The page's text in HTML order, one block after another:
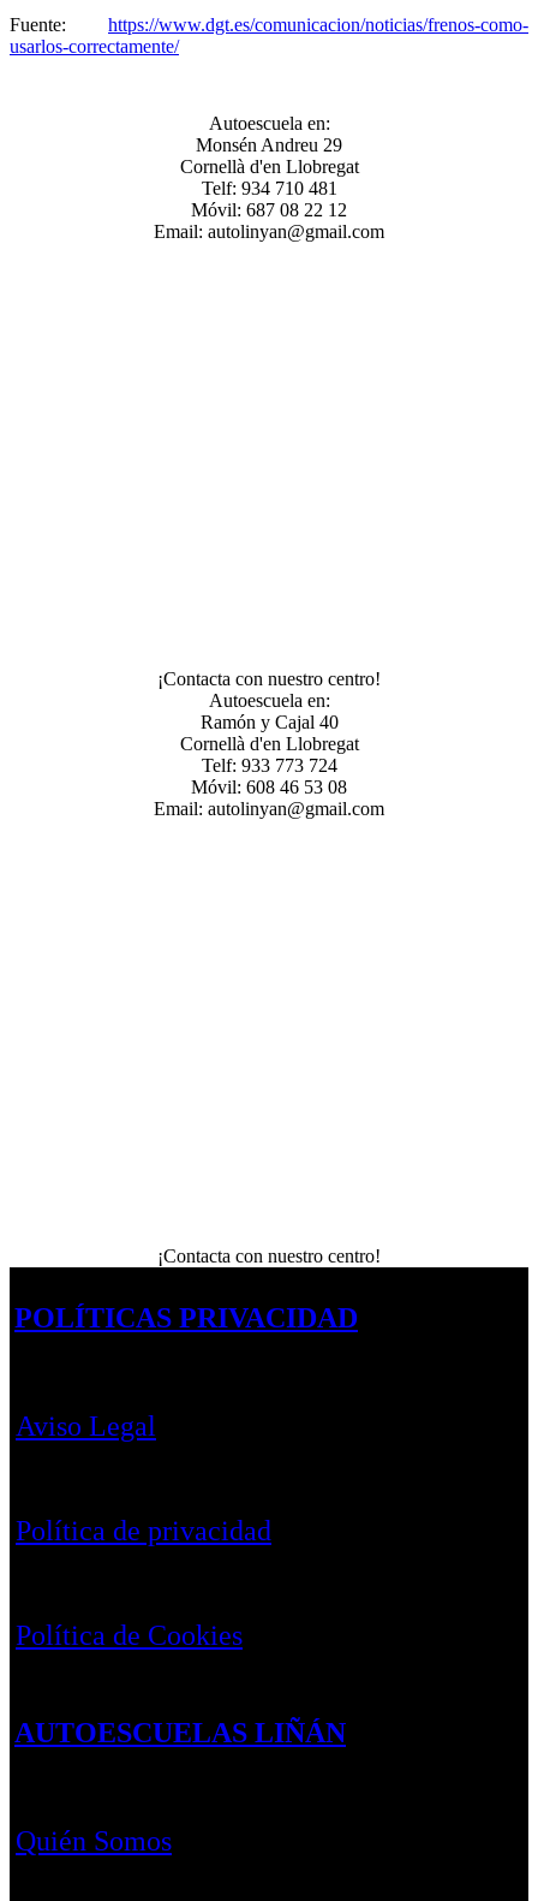
Fuente: https://www.dgt.es/comunicacion/noticias/frenos-como-
usarlos-correctamente/
Autoescuela en:
Monsén Andreu 29
Cornellà d'en Llobregat
Telf: 934 710 481
Móvil: 687 08 22 12
Email: autolinyan@gmail.com
¡Contacta con nuestro centro!
Autoescuela en:
Ramón y Cajal 40
Cornellà d'en Llobregat
Telf: 933 773 724
Móvil: 608 46 53 08
Email: autolinyan@gmail.com
¡Contacta con nuestro centro!
POLÍTICAS PRIVACIDAD
Aviso Legal
Política de privacidad
Política de Cookies
AUTOESCUELAS LIÑÁN
Quién Somos